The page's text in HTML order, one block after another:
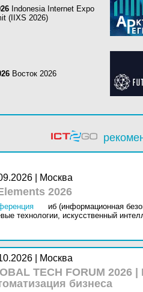
Indonesia Internet Expo
(IIXS 2026)
Восток 2026
| Москва
2026
иб (информационная
технологии, искусственный
| Москва
TECH FORUM
бизнеса